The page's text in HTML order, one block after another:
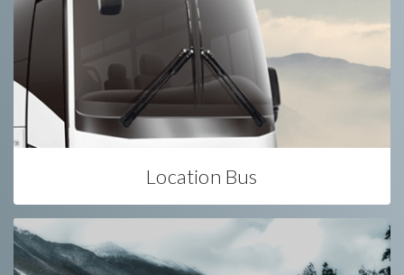
Location Bus